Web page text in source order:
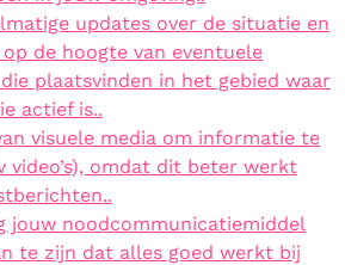
updates over de situatie en
de hoogte van eventuele
plaatsvinden in het gebied waar
actief is..
visuele media om informatie te
video’s), omdat dit beter werkt
jouw noodcommunicatiemiddel
te zijn dat alles goed werkt bij